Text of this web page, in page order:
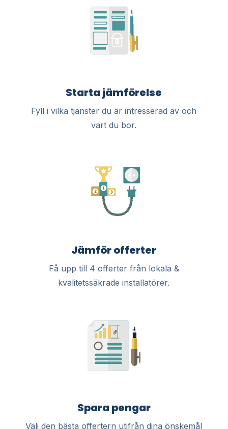
Starta jämförelse
Fyll i vilka tjänster du är intresserad av och
vart du bor.
Jämför offerter
Få upp till 4 offerter från lokala &
kvalitetssäkrade installatörer.
Spara pengar
Välj den bästa offertern utifrån dina önskemål